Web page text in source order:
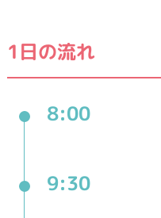
1日の流れ
8:00
9:30